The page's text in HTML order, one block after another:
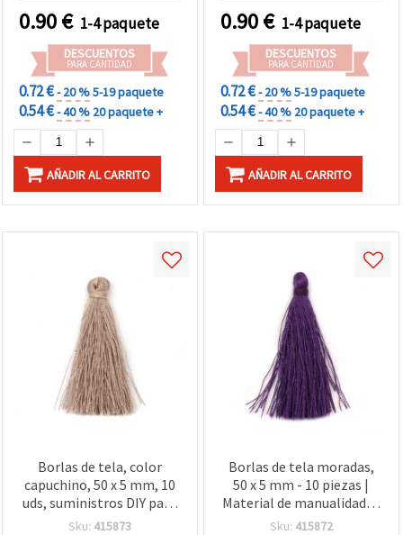
Pack de 10
0.90€ 1-4 paquete
DESCUENTOS
PARA CANTIDAD
0.72 €- 20 %5-19 paquete
0.54 €- 40 % 20 paquete +
AÑADIR AL CARRITO
0.90€ 1-4 paquete
DESCUENTOS
PARA CANTIDAD
0.72 €- 20 %5-19 paquete
0.54 €- 40 % 20 paquete +
AÑADIR AL CARRITO
Borlas de tela, color
capuchino, 50 x 5 mm, 10
uds, suministros DIY para
manualidades, bisutería,
Sku: 415873
Borlas de tela moradas,
50 x 5 mm - 10 piezas |
Material de manualidades
DIY para bisutería,
Sku: 415872